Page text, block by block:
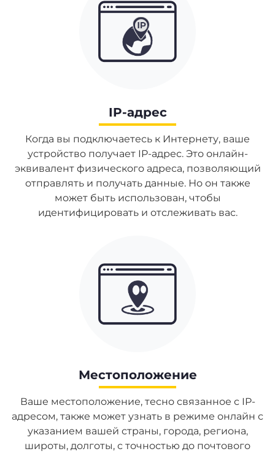
IP-адрес
Когда вы подключаетесь к Интернету, ваше
устройство получает IP-адрес. Это онлайн-
эквивалент физического адреса, позволяющий
отправлять и получать данные. Но он также
может быть использован, чтобы
идентифицировать и отслеживать вас.
Местоположение
Ваше местоположение, тесно связанное с IP-
адресом, также может узнать в режиме онлайн с
указанием вашей страны, города, региона,
широты, долготы, с точностью до почтового